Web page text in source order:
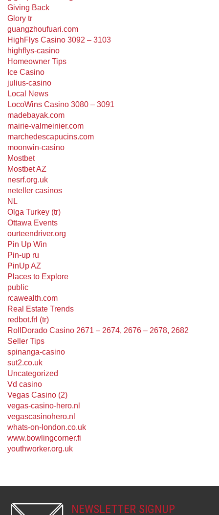
Giving Back
Glory tr
guangzhoufuari.com
HighFlys Casino 3092 – 3103
highflys-casino
Homeowner Tips
Ice Casino
julius-casino
Local News
LocoWins Casino 3080 – 3091
madebayak.com
mairie-valmeinier.com
marchedescapucins.com
moonwin-casino
Mostbet
Mostbet AZ
nesrf.org.uk
neteller casinos
NL
Olga Turkey (tr)
Ottawa Events
ourteendriver.org
Pin Up Win
Pin-up ru
PinUp AZ
Places to Explore
public
rcawealth.com
Real Estate Trends
redbot.frl (tr)
RollDorado Casino 2671 – 2674, 2676 – 2678, 2682
Seller Tips
spinanga-casino
sut2.co.uk
Uncategorized
Vd casino
Vegas Casino (2)
vegas-casino-hero.nl
vegascasinohero.nl
whats-on-london.co.uk
www.bowlingcorner.fi
youthworker.org.uk
NEWSLETTER SIGNUP